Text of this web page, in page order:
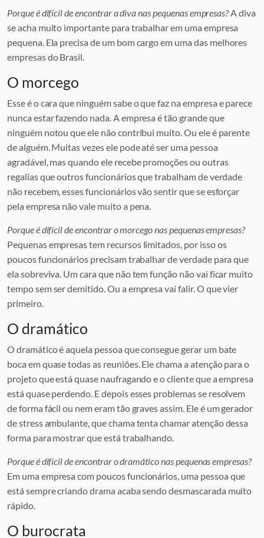
Porque é difícil de encontrar a diva nas pequenas empresas?A diva
se acha muito importante para trabalhar em uma empresa
pequena. Ela precisa de um bom cargo em uma das melhores
empresas do Brasil.
O morcego
Esse é o cara que ninguém sabe o que faz na empresa e parece
nunca estar fazendo nada. A empresa é tão grande que
ninguém notou que ele não contribui muito. Ou ele é parente
de alguém. Muitas vezes ele pode até ser uma pessoa
agradável, mas quando ele recebe promoções ou outras
regalias que outros funcionários que trabalham de verdade
não recebem, esses funcionários vão sentir que se esforçar
pela empresa não vale muito a pena.
Porque é difícil de encontrar o morcego nas pequenas empresas?
Pequenas empresas tem recursos limitados, por isso os
poucos funcionários precisam trabalhar de verdade para que
ela sobreviva. Um cara que não tem função não vai ficar muito
tempo sem ser demitido. Ou a empresa vai falir. O que vier
primeiro.
O dramático
O dramático é aquela pessoa que consegue gerar um bate
boca em quase todas as reuniões. Ele chama a atenção para o
projeto que está quase naufragando e o cliente que a empresa
está quase perdendo. E depois esses problemas se resolvem
de forma fácil ou nem eram tão graves assim. Ele é um gerador
de stress ambulante, que chama tenta chamar atenção dessa
forma para mostrar que está trabalhando.
Porque é difícil de encontrar o dramático nas pequenas empresas?
Em uma empresa com poucos funcionários, uma pessoa que
está sempre criando drama acaba sendo desmascarada muito
rápido.
O burocrata